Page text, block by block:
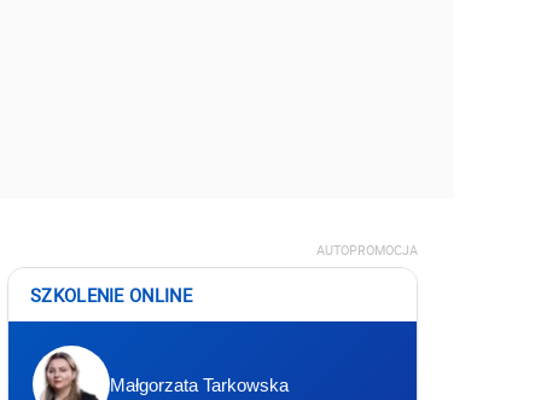
AUTOPROMOCJA
SZKOLENIE ONLINE
Małgorzata Tarkowska